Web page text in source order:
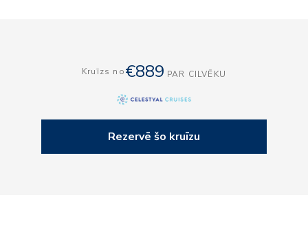
Kruīzs no€889 PAR CILVĒKU
Rezervē šo kruīzu